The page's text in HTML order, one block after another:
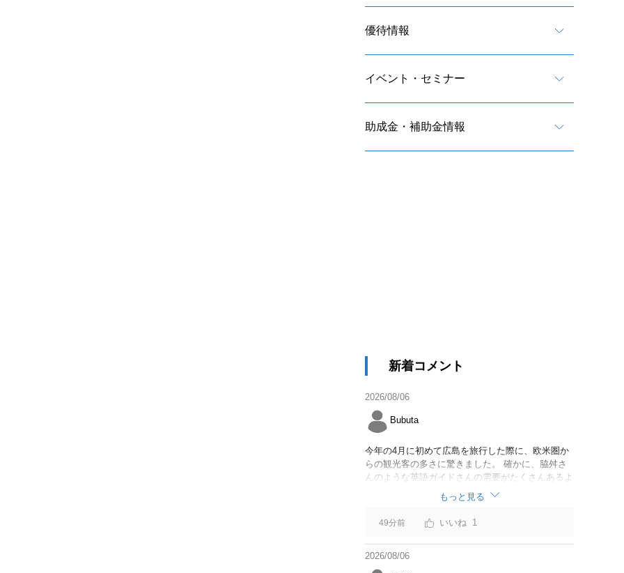
優待情報
イベント・セミナー
助成金・補助金情報
新着コメント
2026/08/06
Bubuta
今年の4月に初めて広島を旅行した際に、欧米圏か
らの観光客の多さに驚きました。 確かに、脇舛さ
んのような英語ガイドさんの需要がたくさんあるよ
もっと見る
49分前 1
2026/08/06